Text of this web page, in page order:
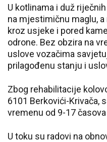
U kotlinama i duž
na mjestimičnu maglu,
kroz usjeke i pored
odrone. Bez obzira na
uslove vozačima
prilagođenu stanju i
Zbog rehabilitacije
6101 Berkovići-Krivača,
vremenu od 9-17
U toku su radovi na